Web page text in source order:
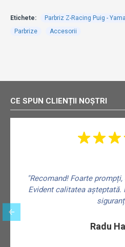
Etichete:
Parbriz Z-Racing Puig -
CE SPUN CLIENȚII NOȘTRI
"Recomand! Foarte
Evident calitatea așteptată.
Radu